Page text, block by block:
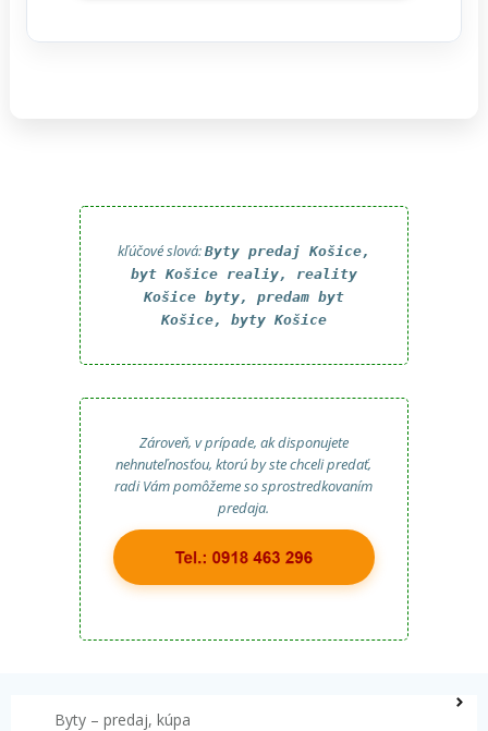
kľúčové slová: Byty predaj Košice,
byt Košice realiy, reality
Košice byty, predam byt
Košice, byty Košice
Zároveň, v prípade, ak disponujete
nehnuteľnosťou, ktorú by ste chceli predať,
radi Vám pomôžeme so sprostredkovaním
predaja.
Byty – predaj, kúpa